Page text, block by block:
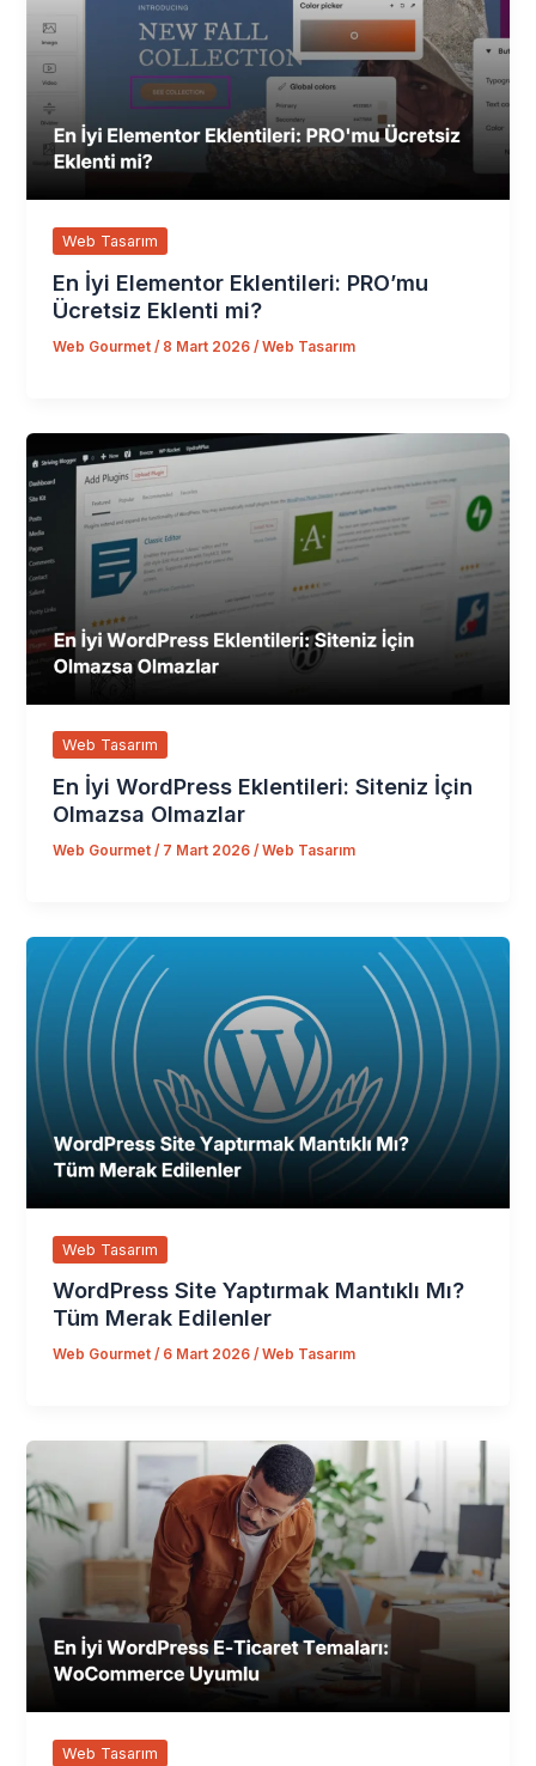
Web Tasarım
En İyi Elementor Eklentileri: PRO’mu
Ücretsiz Eklenti mi?
Web Gourmet/ 8 Mart 2026/Web Tasarım
Web Tasarım
En İyi WordPress Eklentileri: Siteniz İçin
Olmazsa Olmazlar
Web Gourmet/ 7 Mart 2026/Web Tasarım
Web Tasarım
WordPress Site Yaptırmak Mantıklı Mı?
Tüm Merak Edilenler
Web Gourmet/ 6 Mart 2026/Web Tasarım
Web Tasarım